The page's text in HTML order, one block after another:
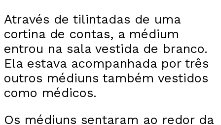
Através de tilintadas de uma
cortina de contas, a médium
entrou na sala vestida de branco.
Ela estava acompanhada por três
outros médiuns também vestidos
como médicos.
Os médiuns sentaram ao redor da